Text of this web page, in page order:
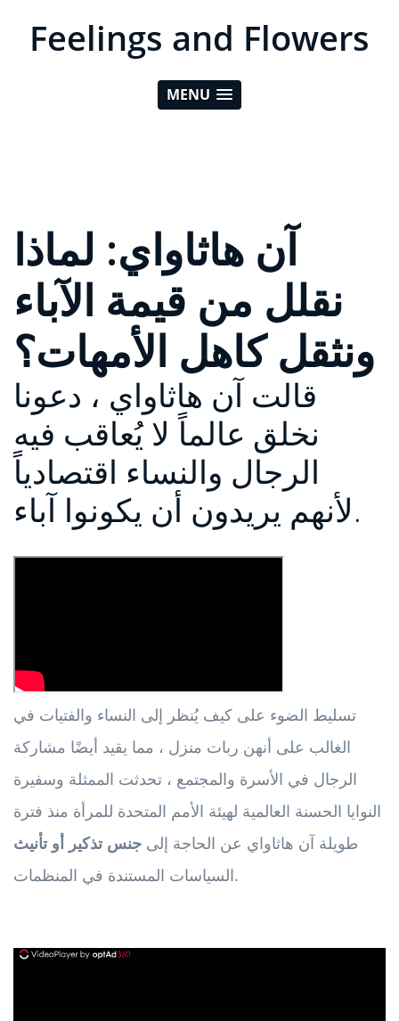
Feelings and Flowers
MENU
آن هاثاواي: لماذا
نقلل من قيمة الآباء
ونثقل كاهل الأمهات؟
قالت آن هاثاواي ، دعونا
نخلق عالماً لا يُعاقب فيه
الرجال والنساء اقتصادياً
لأنهم يريدون أن يكونوا آباء.
تسليط الضوء على كيف يُنظر إلى النساء والفتيات في
الغالب على أنهن ربات منزل ، مما يقيد أيضًا مشاركة
الرجال في الأسرة والمجتمع ، تحدثت الممثلة وسفيرة
النوايا الحسنة العالمية لهيئة الأمم المتحدة للمرأة منذ فترة
طويلة آن هاثاواي عن الحاجة إلى جنس تذكير أو تأنيث
السياسات المستندة في المنظمات.